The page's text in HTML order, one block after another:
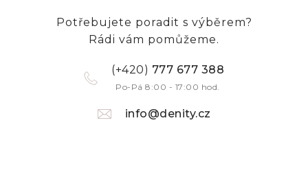
Potřebujete poradit s výběrem?
Rádi vám pomůžeme.
(+420) 777 677 388
Po-Pá 8:00 - 17:00 hod.
info@denity.cz